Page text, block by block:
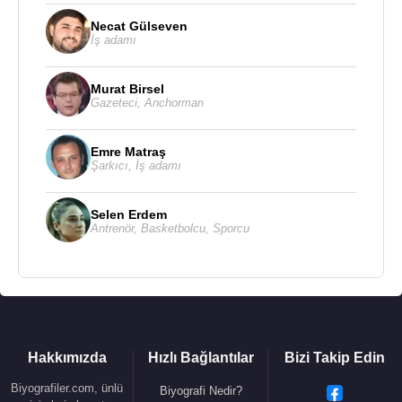
Kaynak:Biyografiler.com
Necat Gülseven
İş adamı
Murat Birsel
Gazeteci,Anchorman
Emre Matraş
Şarkıcı, İş adamı
Selen Erdem
Antrenör, Basketbolcu, Sporcu
Hakkımızda
Biyografiler.com, ünlü
Hızlı Bağlantılar
Biyografi Nedir?
Bizi Takip Edin